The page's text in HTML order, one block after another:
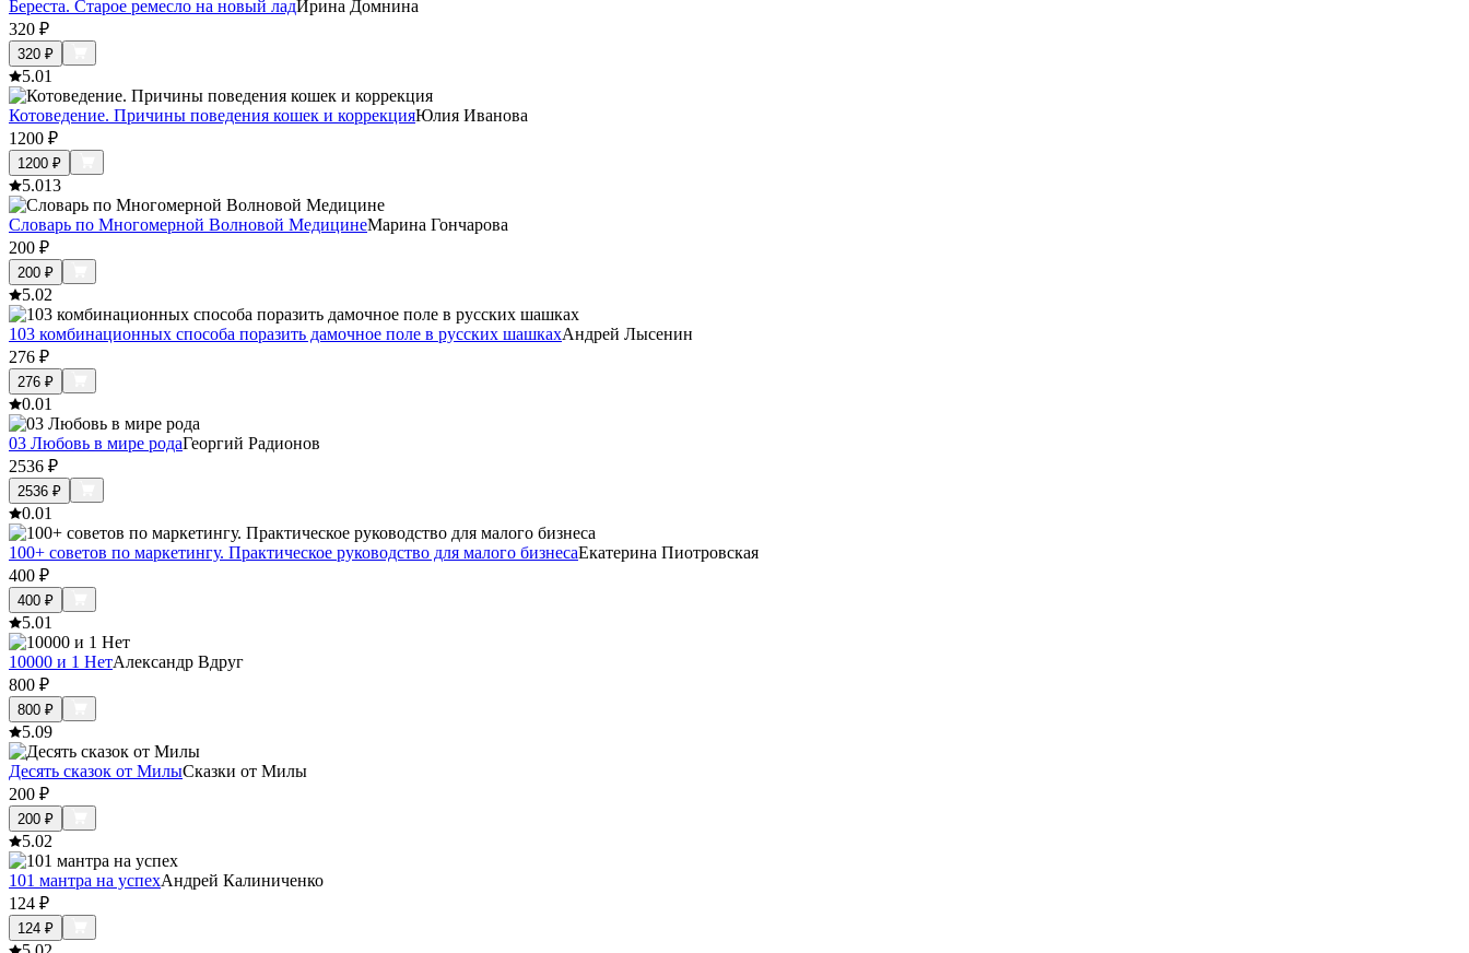
Береста. Старое ремесло на новый ладИрина Домнина
320 ₽
320 ₽
5.01
Котоведение. Причины поведения кошек и коррекцияЮлия Иванова
1200 ₽
1200 ₽
5.013
Словарь по Многомерной Волновой МедицинеМарина Гончарова
200 ₽
200 ₽
5.02
103 комбинационных способа поразить дамочное поле в русских шашкахАндрей Лысенин
276 ₽
276 ₽
0.01
03 Любовь в мире родаГеоргий Радионов
2536 ₽
2536 ₽
0.01
100+ советов по маркетингу. Практическое руководство для малого бизнесаЕкатерина Пиотровская
400 ₽
400 ₽
5.01
10000 и 1 НетАлександр Вдруг
800 ₽
800 ₽
5.09
Десять сказок от МилыСказки от Милы
200 ₽
200 ₽
5.02
101 мантра на успехАндрей Калиниченко
124 ₽
124 ₽